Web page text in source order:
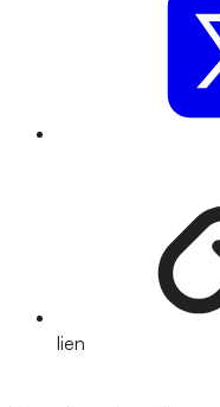
lien